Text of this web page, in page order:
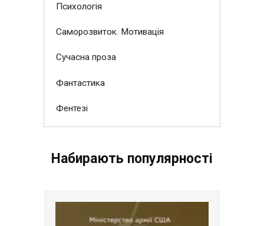
Психологія
Саморозвиток. Мотивація
Сучасна проза
Фантастика
Фентезі
Набирають популярності